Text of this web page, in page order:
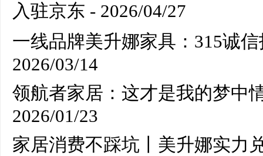
入驻京东 - 2026/04/27
一线品牌美升娜家具：315诚
2026/03/14
领航者家居：这才是我的梦中
2026/01/23
家居消费不踩坑丨美升娜实力